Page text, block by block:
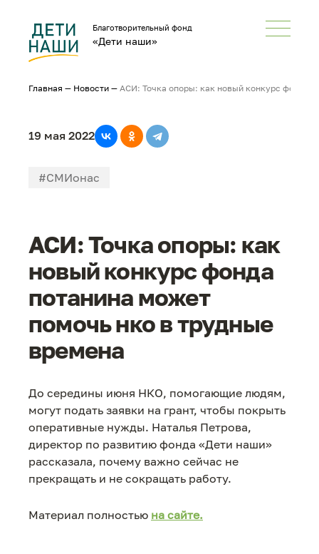
Благотворительный фонд
«Дети наши»
Главная — Новости — АСИ: Точка опоры: как новый конкурс фонда
19 мая 2022
#СМИонас
АСИ: Точка опоры: как
новый конкурс фонда
потанина может
помочь нко в трудные
времена
До середины июня НКО, помогающие людям,
могут подать заявки на грант, чтобы покрыть
оперативные нужды. Наталья Петрова,
директор по развитию фонда «Дети наши»
рассказала, почему важно сейчас не
прекращать и не сокращать работу.
Материал полностью на сайте.